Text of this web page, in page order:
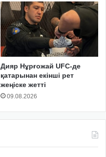
Дияр Нұрғожай UFC-де
қатарынан екінші рет
жеңіске жетті
09.08.2026